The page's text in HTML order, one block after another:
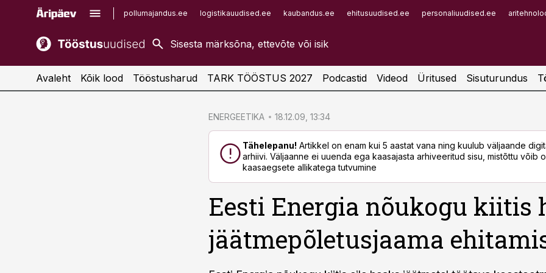
pollumajandus.ee logistikauudised.ee kaubandus.ee ehitusuudised.ee personaliuudised.ee
kaubandus.ee
kinnisvarauudised.ee
imelineajalugu.ee
Infopank
Avaleht Kõik lood Tööstusharud TARK TÖÖSTUS 2027 Podcastid Videod Üritused Sisuturundus
ENERGEETIKA 18.12.09, 13:34
Tähelepanu! Artikkel on enam kui 5 aastat vana ning kuulub väljaande
arhiivi. Väljaanne ei uuenda ega kaasajasta arhiveeritud sisu, mistõttu võib
kaasaegsete allikatega tutvumine
Eesti Energia nõukogu kiitis
jäätmepõletusjaama